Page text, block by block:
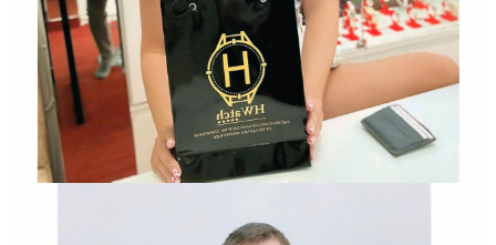
HWATCH Chuyên Nhập khẩu Và Phân Phối Các Loại
Đồng Hồ Chính Hãng